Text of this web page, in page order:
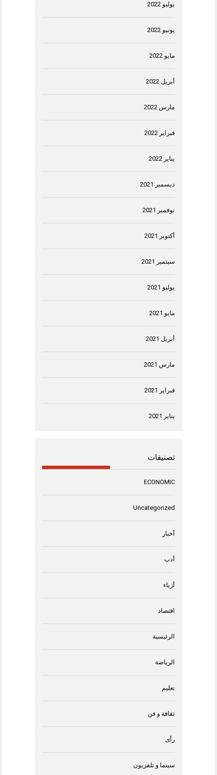
يوليو 2022
يونيو 2022
مايو 2022
أبريل 2022
مارس 2022
فبراير 2022
يناير 2022
ديسمبر 2021
نوفمبر 2021
أكتوبر 2021
سبتمبر 2021
يوليو 2021
مايو 2021
أبريل 2021
مارس 2021
فبراير 2021
يناير 2021
تصنيفات
ECONOMIC
Uncategorized
أخبار
أدب
أزياء
اقتصاد
الرئيسية
الرياضة
تعليم
ثقافة و فن
رأى
سينما و تلفزيون